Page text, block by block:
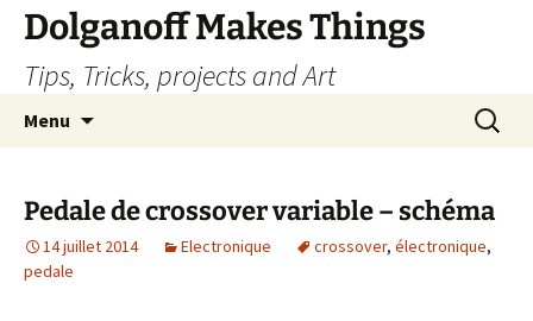
Dolganoff Makes Things
Tips, Tricks, projects and Art
Menu
Pedale de crossover variable – schéma
14 juillet 2014 Electronique crossover, électronique,
pedale